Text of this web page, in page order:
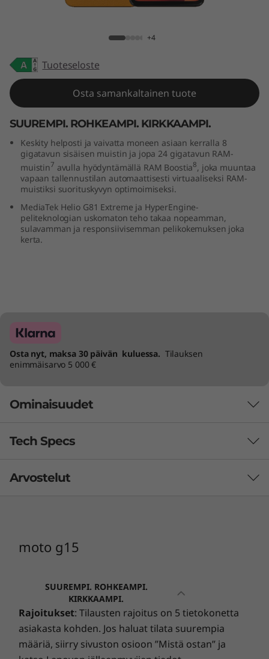
+4
Tuoteseloste
Osta samankaltainen tuote
SUUREMPI. ROHKEAMPI. KIRKKAAMPI.
Keskity helposti ja vaivatta moneen asiaan kerralla 8
gigatavun sisäisen muistin ja jopa 24 gigatavun RAM-
muistin7 avulla hyödyntämällä RAM Boostia8, joka muuntaa
vapaan tallennustilan automaattisesti virtuaaliseksi RAM-
muistiksi suorituskyvyn optimoimiseksi.
MediaTek Helio G81 Extreme ja HyperEngine-
peliteknologian uskomaton teho takaa nopeamman,
sulavamman ja responsiivisemman pelikokemuksen joka
kerta.
Osta nyt, maksa 30 päivän kuluessa. Tilauksen
enimmäisarvo 5 000 €
Ominaisuudet
Elokuvaviihdettä
Tech Specs
suorituskyky
Järjestelmäarkkitehtuuri/suoritin
GHz kahdeksanytiminen CPU ja Arm Mali-G52 MC2
Muisti
4 Gt LPDDR4X RAM-muistia, voidaan laajentaa 12
Arvostelut
moto g15
SUUREMPI. ROHKEAMPI.
KIRKKAAMPI.
Rajoitukset: Tilausten rajoitus on 5 tietokonetta
asiakasta kohden. Jos haluat tilata suurempia
määriä, siirry sivuston osioon ”Mistä ostan” ja